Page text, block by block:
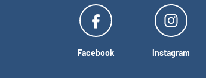
Facebook Instagram